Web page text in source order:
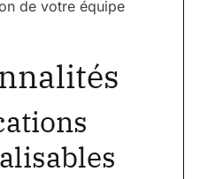
de votre équipe